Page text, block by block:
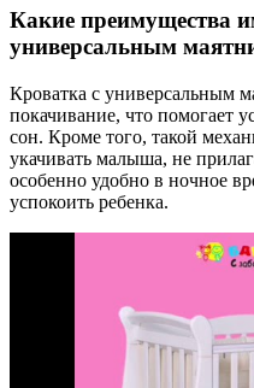
Какие преимущества
универсальным
Кроватка с универсальным
покачивание, что помогает
сон. Кроме того, такой
укачивать малыша, не
особенно удобно в ночное
успокоить ребенка.